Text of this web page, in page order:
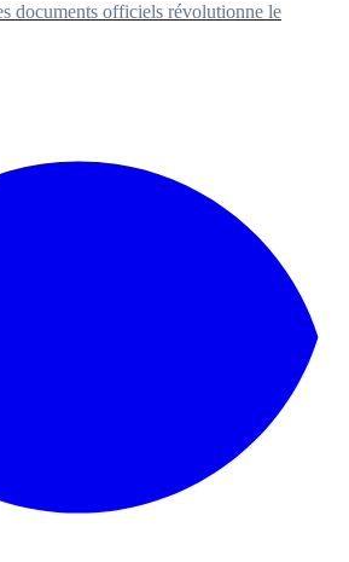
documents officiels révolutionne le